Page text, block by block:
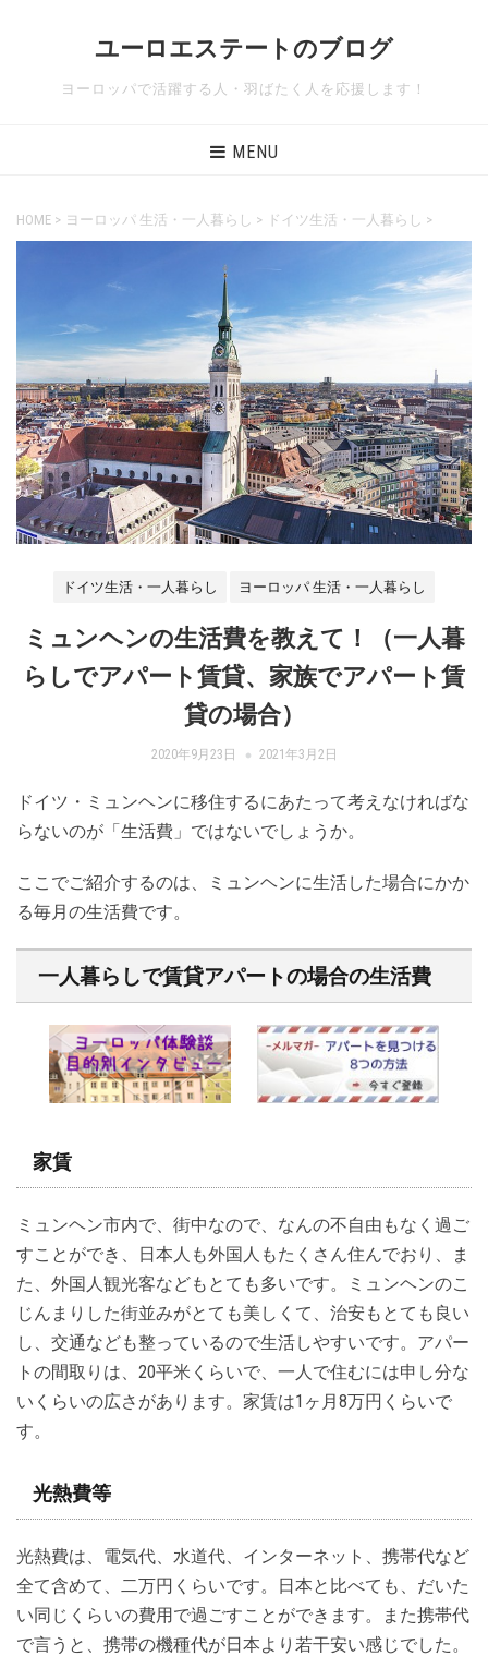
ユーロエステートのブログ
ヨーロッパで活躍する人・羽ばたく人を応援します！
MENU
HOME > ヨーロッパ 生活・一人暮らし > ドイツ生活・一人暮らし >
ドイツ生活・一人暮らし ヨーロッパ 生活・一人暮らし
ミュンヘンの生活費を教えて！（一人暮
らしでアパート賃貸、家族でアパート賃
貸の場合）
2020年9月23日 2021年3月2日
ドイツ・ミュンヘンに移住するにあたって考えなければな
らないのが「生活費」ではないでしょうか。
ここでご紹介するのは、ミュンヘンに生活した場合にかか
る毎月の生活費です。
一人暮らしで賃貸アパートの場合の生活費
家賃
ミュンヘン市内で、街中なので、なんの不自由もなく過ご
すことができ、日本人も外国人もたくさん住んでおり、ま
た、外国人観光客などもとても多いです。ミュンヘンのこ
じんまりした街並みがとても美しくて、治安もとても良い
し、交通なども整っているので生活しやすいです。アパー
トの間取りは、20平米くらいで、一人で住むには申し分な
いくらいの広さがあります。家賃は1ヶ月8万円くらいで
す。
光熱費等
光熱費は、電気代、水道代、インターネット、携帯代など
全て含めて、二万円くらいです。日本と比べても、だいた
い同じくらいの費用で過ごすことができます。また携帯代
で言うと、携帯の機種代が日本より若干安い感じでした。